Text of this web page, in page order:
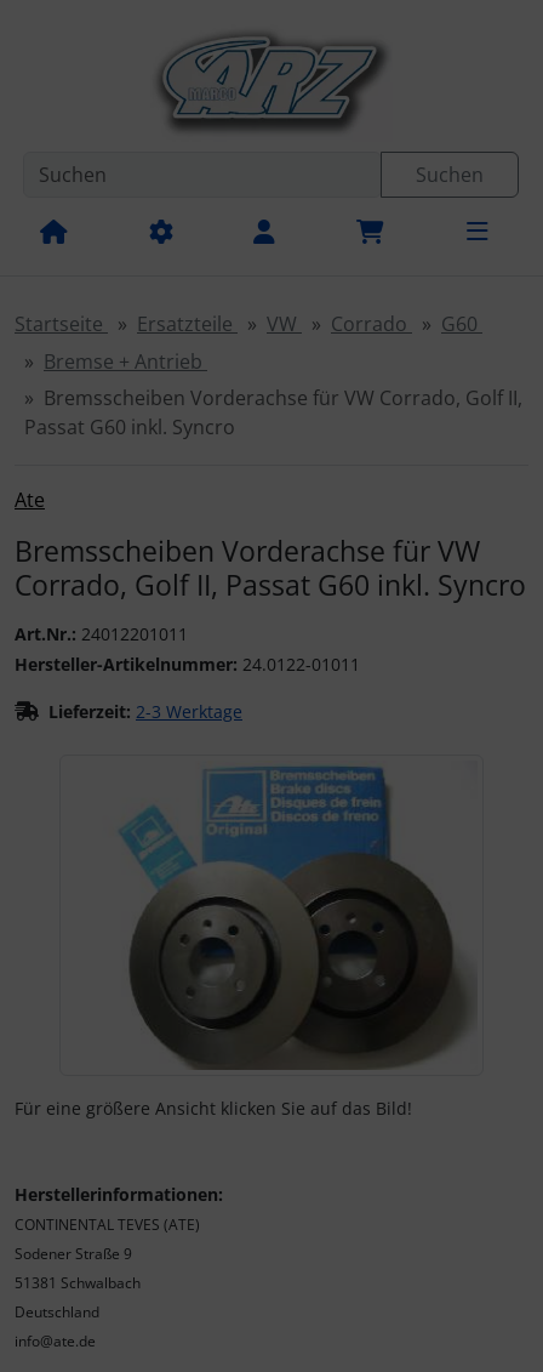
Suchen
Startseite Ersatzteile VW Corrado
G60
Bremse + Antrieb
Bremsscheiben Vorderachse für VW Corrado, Golf II,
Passat G60 inkl. Syncro
Ate
Bremsscheiben Vorderachse für VW
Corrado, Golf II, Passat G60 inkl. Syncro
Art.Nr.: 24012201011
Hersteller-Artikelnummer: 24.0122-01011
Lieferzeit: 2-3 Werktage
Wenn mehr als ein Produktbild existiert, können Sie die
Für eine größere Ansicht klicken Sie auf das Bild!
Herstellerinformationen:
CONTINENTAL TEVES (ATE)
Sodener Straße 9
51381 Schwalbach
Deutschland
info@ate.de